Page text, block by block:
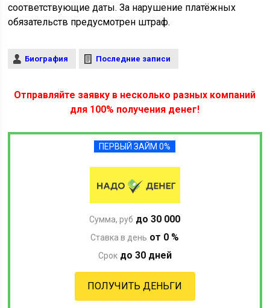
соответствующие даты. За нарушение платёжных
обязательств предусмотрен штраф.
Биография Последние записи
Отправляйте заявку в несколько разных компаний
для 100% получения денег!
ПЕРВЫЙ ЗАЙМ 0%
Сумма, руб до 30 000
Ставка в день от 0 %
Срокдо 30 дней
ПОЛУЧИТЬ ДЕНЬГИ